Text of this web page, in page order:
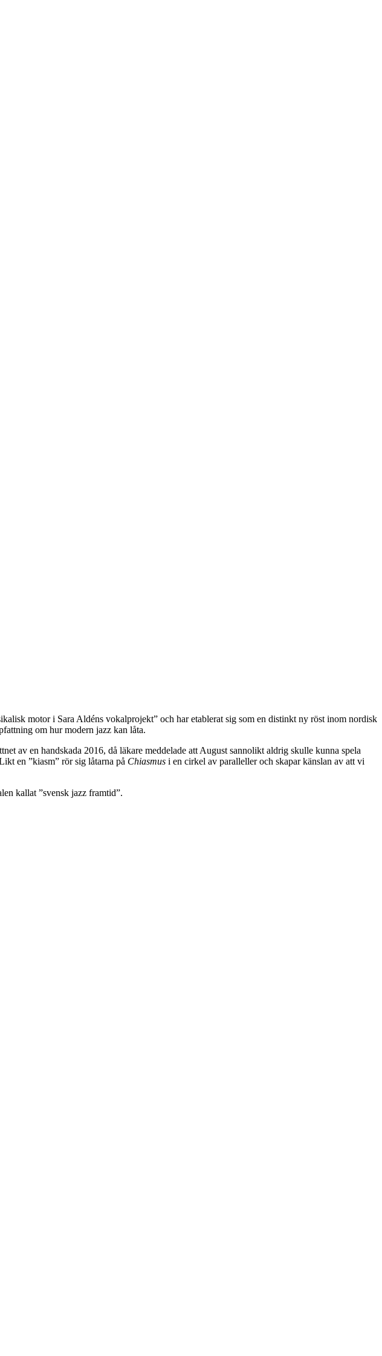
motor i Sara Aldéns vokalprojekt” och har etablerat sig som en distinkt ny röst inom nordisk
om hur modern jazz kan låta.
av en handskada 2016, då läkare meddelade att August sannolikt aldrig skulle kunna spela
en ”kiasm” rör sig låtarna på Chiasmus i en cirkel av paralleller och skapar känslan av att vi
kallat ”svensk jazz framtid”.